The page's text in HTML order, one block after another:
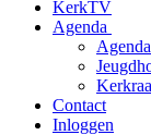
KerkTV
Agenda
Agenda
Contact
Inloggen